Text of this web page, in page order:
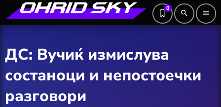
0
search menu
ДС: Вучиќ измислува
состаноци и непостоечки
разговори